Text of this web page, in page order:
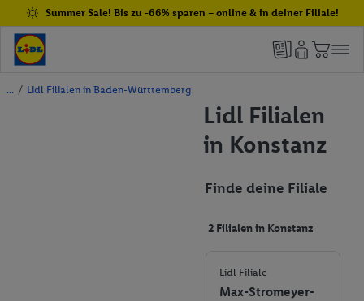
Summer Sale! Bis zu -66% sparen – online & in deiner Filiale!
/ Lidl Filialen in Baden-Württemberg
Lidl Filialen
in Konstanz
Finde deine Filiale
2 Filialen in Konstanz
Lidl Filiale
Max-Stromeyer-